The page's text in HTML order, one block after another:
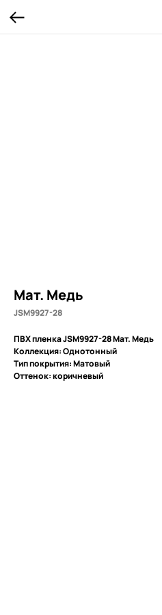
Мат. Медь
JSM9927-28
ПВХ пленка JSM9927-28 Мат. Медь
Коллекция: Однотонный
Тип покрытия: Матовый
Оттенок: коричневый